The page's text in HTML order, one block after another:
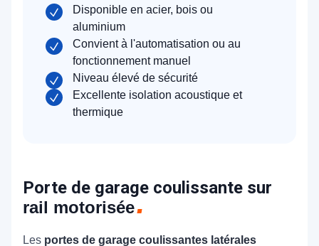
Disponible en acier, bois ou
aluminium
Convient à l'automatisation ou au
fonctionnement manuel
Niveau élevé de sécurité
Excellente isolation acoustique et
thermique
Porte de garage coulissante sur
rail motorisée
Les portes de garage coulissantes latérales